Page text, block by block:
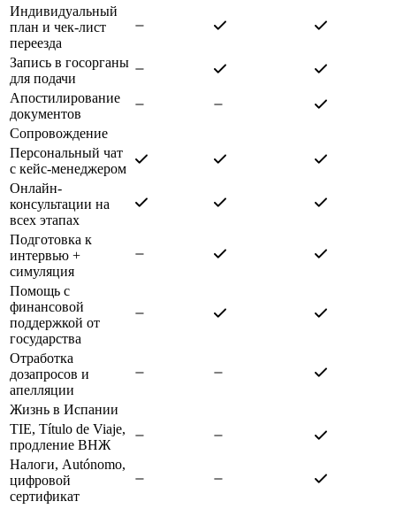
Индивидуальный
план и чек-лист
переезда
Запись в госорганы
для подачи
Апостилирование
документов
Сопровождение
Персональный чат
с кейс-менеджером
Онлайн-
консультации на
всех этапах
Подготовка к
интервью +
симуляция
Помощь с
финансовой
поддержкой от
государства
Отработка
дозапросов и
апелляции
Жизнь в Испании
TIE, Título de Viaje,
продление ВНЖ
Налоги, Autónomo,
цифровой
сертификат